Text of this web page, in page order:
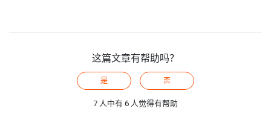
这篇文章有帮助吗？
是 否
7 人中有 6 人觉得有帮助